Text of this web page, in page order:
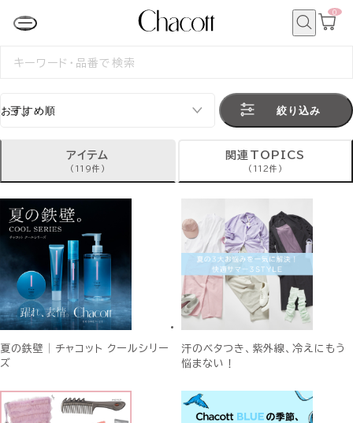
カ
0
検
絞り込み
アイテム
(119件)
関連TOPICS
(112件)
夏の鉄壁│チャコット クールシリー
ズ
汗のベタつき、紫外線、冷えにもう
悩まない！